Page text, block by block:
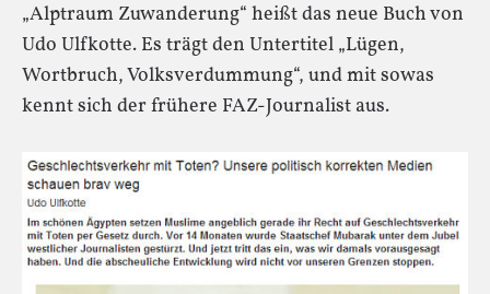
„Alptraum Zuwanderung“ heißt das neue Buch von
Udo Ulfkotte. Es trägt den Untertitel „Lügen,
Wortbruch, Volksverdummung“, und mit sowas
kennt sich der frühere FAZ-Journalist aus.